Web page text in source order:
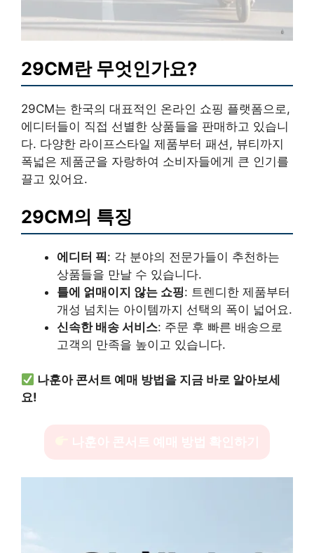
29CM란 무엇인가요?
29CM는 한국의 대표적인 온라인 쇼핑 플랫폼으로,
에디터들이 직접 선별한 상품들을 판매하고 있습니
다. 다양한 라이프스타일 제품부터 패션, 뷰티까지
폭넓은 제품군을 자랑하여 소비자들에게 큰 인기를
끌고 있어요.
29CM의 특징
에디터 픽: 각 분야의 전문가들이 추천하는
상품들을 만날 수 있습니다.
틀에 얽매이지 않는 쇼핑: 트렌디한 제품부터
개성 넘치는 아이템까지 선택의 폭이 넓어요.
신속한 배송 서비스: 주문 후 빠른 배송으로
고객의 만족을 높이고 있습니다.
나훈아 콘서트 예매 방법을 지금 바로 알아보세
요!